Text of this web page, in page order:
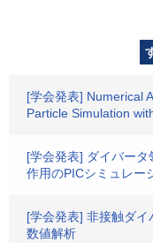
[学会発表] Numerical
Particle Simulation
[学会発表] ダイバー
作用のPICシミュレー
[学会発表] 非接触ダ
数値解析